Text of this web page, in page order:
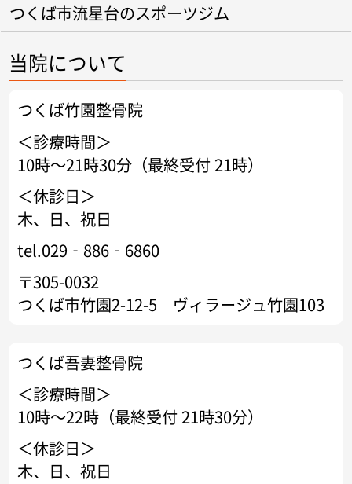
つくば市流星台のスポーツジム
当院について
つくば竹園整骨院
＜診療時間＞
10時～21時30分（最終受付 21時）
＜休診日＞
木、日、祝日
tel.029‐886‐6860
〒305-0032
つくば市竹園2-12-5 ヴィラージュ竹園103
つくば吾妻整骨院
＜診療時間＞
10時～22時（最終受付 21時30分）
＜休診日＞
木、日、祝日